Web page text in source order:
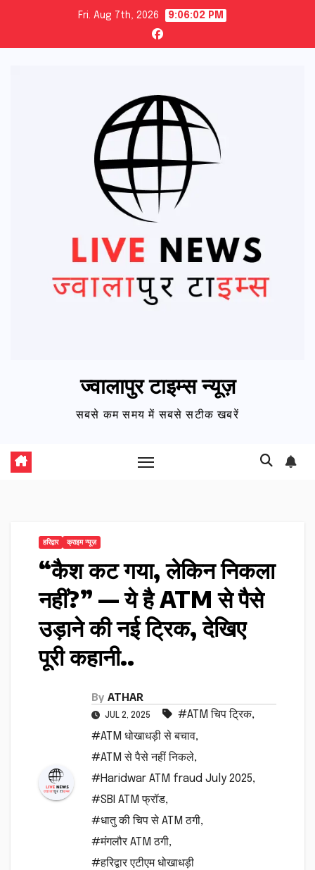
content
Fri. Aug 7th, 2026 9:06:03 PM
ज्वालापुर टाइम्स न्यूज़
सबसे कम समय में सबसे सटीक खबरें
हरिद्वार क्राइम न्यूज़
“कैश कट गया, लेकिन निकला
नहीं?” — ये है ATM से पैसे
उड़ाने की नई ट्रिक, देखिए
पूरी कहानी..
By ATHAR
JUL 2, 2025 #ATM चिप ट्रिक,
#ATM धोखाधड़ी से बचाव,
#ATM से पैसे नहीं निकले,
#Haridwar ATM fraud July 2025,
#SBI ATM फ्रॉड,
#धातु की चिप से ATM ठगी,
#मंगलौर ATM ठगी,
#हरिद्वार एटीएम धोखाधड़ी